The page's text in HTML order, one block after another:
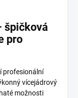
špičková
pro
profesionální
vícejádrový
možnosti